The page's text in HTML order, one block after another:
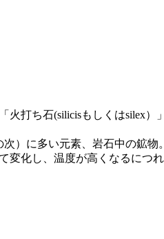
火打ち石(silicisもしくはsilex）
次）に多い元素、岩石中の鉱
変化し、温度が高くなるにつ